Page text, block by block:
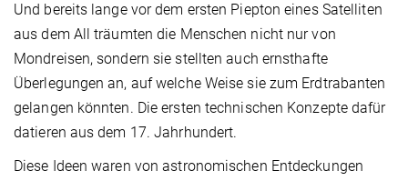
Und bereits lange vor dem ersten Piepton eines Satelliten
aus dem All träumten die Menschen nicht nur von
Mondreisen, sondern sie stellten auch ernsthafte
Überlegungen an, auf welche Weise sie zum Erdtrabanten
gelangen könnten. Die ersten technischen Konzepte dafür
datieren aus dem 17. Jahrhundert.
Diese Ideen waren von astronomischen Entdeckungen